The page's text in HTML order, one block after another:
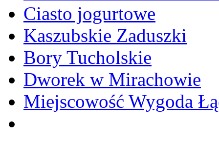
Ciasto jogurtowe
Kaszubskie Zaduszki
Bory Tucholskie
Dworek w Mirachowie
Miejscowość Wygoda